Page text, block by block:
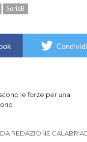
SerieB
le forze per una
REDAZIONE